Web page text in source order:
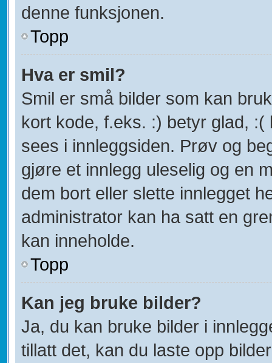
denne funksjonen.
Topp
Hva er smil?
Smil er små bilder som kan
kort kode, f.eks. :) betyr glad,
sees i innleggsiden. Prøv og
gjøre et innlegg uleselig og en
dem bort eller slette innlegget
administrator kan ha satt en
kan inneholde.
Topp
Kan jeg bruke bilder?
Ja, du kan bruke bilder i
tillatt det, kan du laste opp